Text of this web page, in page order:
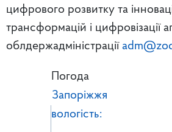
цифрового розвитку та
трансформацій і цифровізації
облдержадміністрації
Погода
Запоріжжя
вологість: